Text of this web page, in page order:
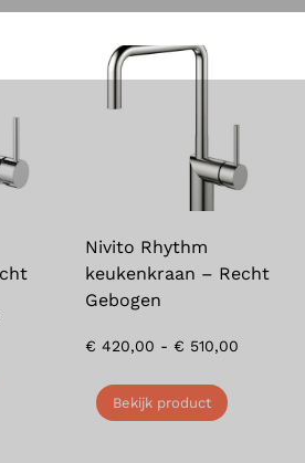
Nivito Rhythm
keukenkraan – Recht
Gebogen
€ 420,00 - € 510,00
Bekijk product